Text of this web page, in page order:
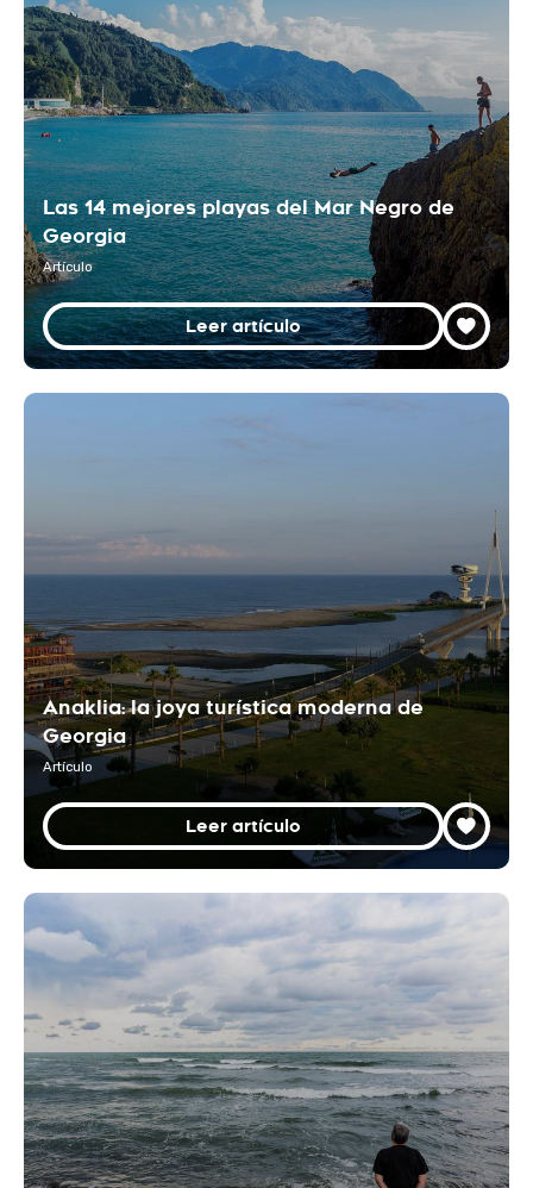
Las 14 mejores playas del Mar Negro de
Georgia
Artículo
Leer artículo
Anaklia: la joya turística moderna de
Georgia
Artículo
Leer artículo